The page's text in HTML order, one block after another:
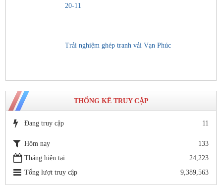
20-11
Trải nghiệm ghép tranh vải Vạn Phúc
THỐNG KÊ TRUY CẬP
Đang truy cập 11
Hôm nay
133
Tháng hiện tại
24,223
Tổng lượt truy cập
9,389,563